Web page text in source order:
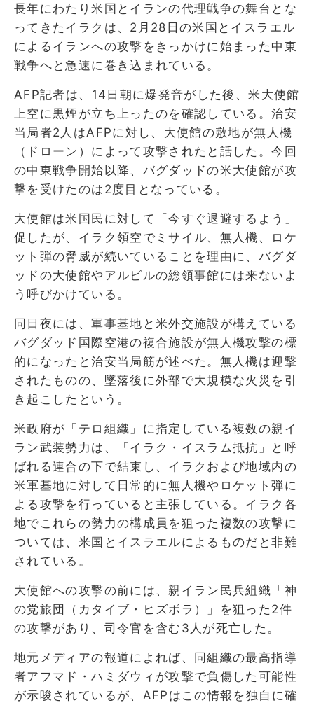
長年にわたり米国とイランの代理戦争の舞台とな
ってきたイラクは、2月28日の米国とイスラエル
によるイランへの攻撃をきっかけに始まった中東
戦争へと急速に巻き込まれている。
AFP記者は、14日朝に爆発音がした後、米大使館
上空に黒煙が立ち上ったのを確認している。治安
当局者2人はAFPに対し、大使館の敷地が無人機
（ドローン）によって攻撃されたと話した。今回
の中東戦争開始以降、バグダッドの米大使館が攻
撃を受けたのは2度目となっている。
大使館は米国民に対して「今すぐ退避するよう」
促したが、イラク領空でミサイル、無人機、ロケ
ット弾の脅威が続いていることを理由に、バグダ
ッドの大使館やアルビルの総領事館には来ないよ
う呼びかけている。
同日夜には、軍事基地と米外交施設が構えている
バグダッド国際空港の複合施設が無人機攻撃の標
的になったと治安当局筋が述べた。無人機は迎撃
されたものの、墜落後に外部で大規模な火災を引
き起こしたという。
米政府が「テロ組織」に指定している複数の親イ
ラン武装勢力は、「イラク・イスラム抵抗」と呼
ばれる連合の下で結束し、イラクおよび地域内の
米軍基地に対して日常的に無人機やロケット弾に
よる攻撃を行っていると主張している。イラク各
地でこれらの勢力の構成員を狙った複数の攻撃に
ついては、米国とイスラエルによるものだと非難
されている。
大使館への攻撃の前には、親イラン民兵組織「神
の党旅団（カタイブ・ヒズボラ）」を狙った2件
の攻撃があり、司令官を含む3人が死亡した。
地元メディアの報道によれば、同組織の最高指導
者アフマド・ハミダウィが攻撃で負傷した可能性
が示唆されているが、AFPはこの情報を独自に確